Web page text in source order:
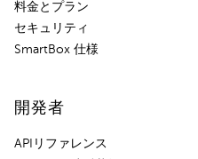
料金とプラン
セキュリティ
SmartBox 仕様
開発者
APIリファレンス